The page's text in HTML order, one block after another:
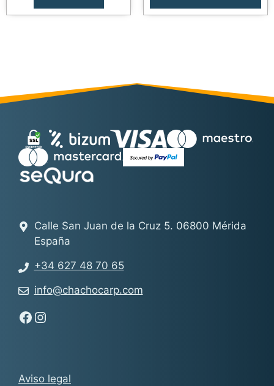
Aviso legal
Calle San Juan de la Cruz 5. 06800 Mérida
España
+34 627 48 70 65
info@chachocarp.com
Síguenos en Facebook - Chachocarp
Síguenos en Instagram - Chachocarp